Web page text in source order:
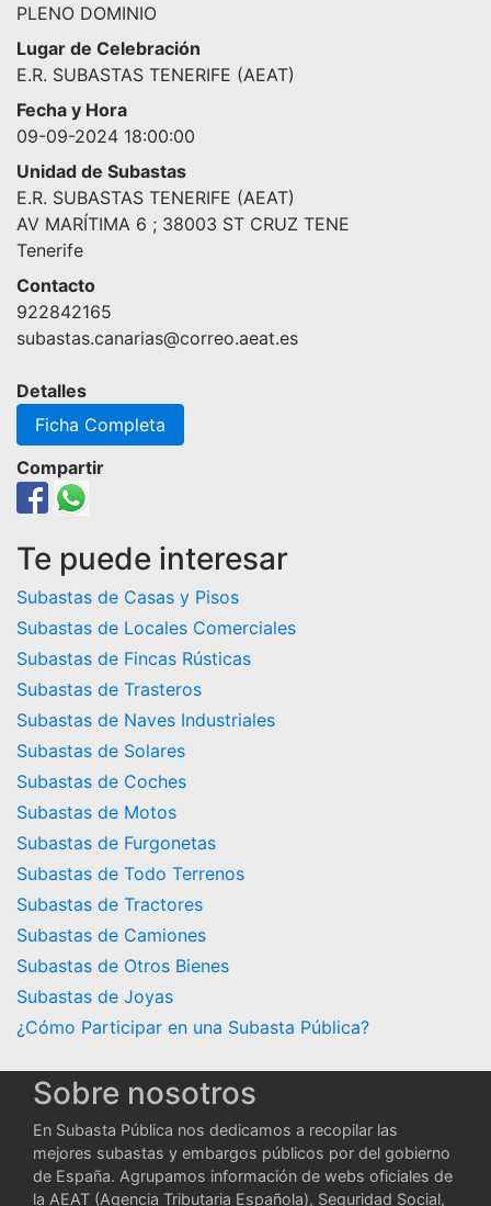
PLENO DOMINIO
Lugar de Celebración
E.R. SUBASTAS TENERIFE (AEAT)
Fecha y Hora
09-09-2024 18:00:00
Unidad de Subastas
E.R. SUBASTAS TENERIFE (AEAT)
AV MARÍTIMA 6 ; 38003 ST CRUZ TENE
Tenerife
Contacto
922842165
subastas.canarias@correo.aeat.es
Detalles
Ficha Completa
Compartir
Te puede interesar
Subastas de Casas y Pisos
Subastas de Locales Comerciales
Subastas de Fincas Rústicas
Subastas de Trasteros
Subastas de Naves Industriales
Subastas de Solares
Subastas de Coches
Subastas de Motos
Subastas de Furgonetas
Subastas de Todo Terrenos
Subastas de Tractores
Subastas de Camiones
Subastas de Otros Bienes
Subastas de Joyas
¿Cómo Participar en una Subasta Pública?
Sobre nosotros
En Subasta Pública nos dedicamos a recopilar las
mejores subastas y embargos públicos por del gobierno
de España. Agrupamos información de webs oficiales de
la AEAT (Agencia Tributaria Española), Seguridad Social,